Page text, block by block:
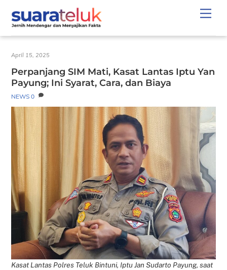
content
April 15, 2025
Perpanjang SIM Mati, Kasat Lantas Iptu Yan
Payung; Ini Syarat, Cara, dan Biaya
NEWS 0
Kasat Lantas Polres Teluk Bintuni, Iptu Jan Sudarto Payung, saat